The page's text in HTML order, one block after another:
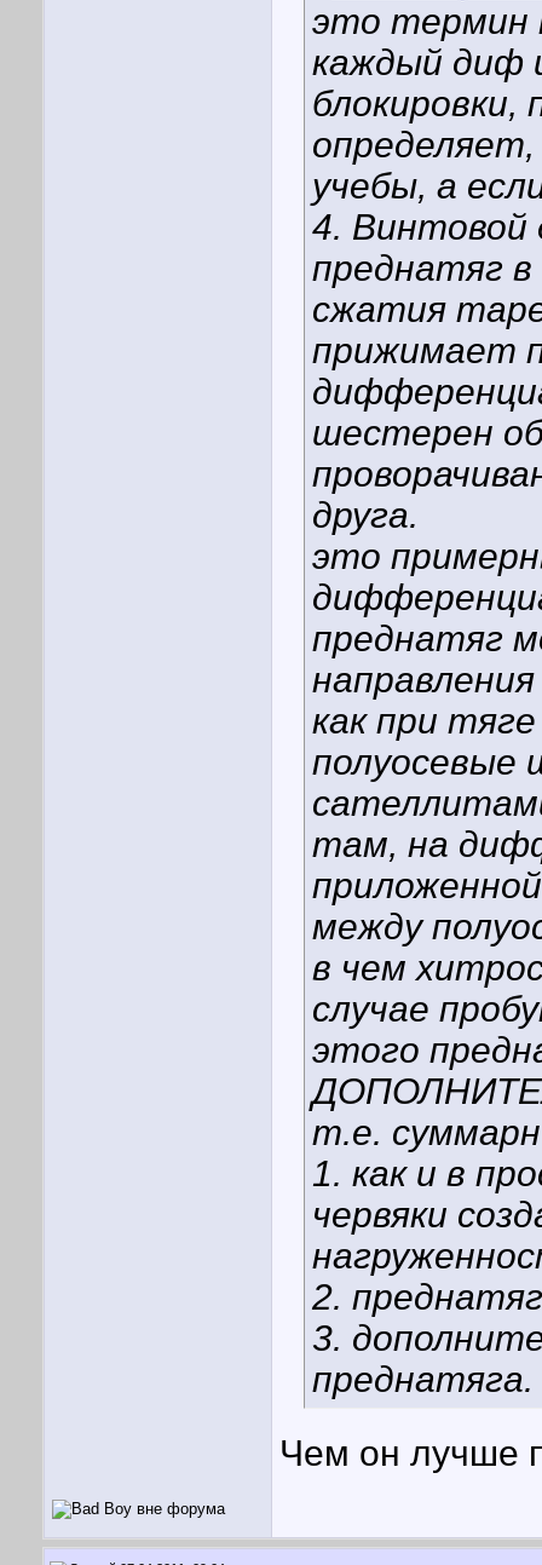
это термин
каждый диф
учебы, а
4. Винтовой
преднатяг в
сжатия
прижимает
шестерен
друга.
это
преднатяг
как при
там, на
между
в чем
случае
этого
т.е.
1. как и в
червяки
2.
3.
преднатяга.
Чем он лучше